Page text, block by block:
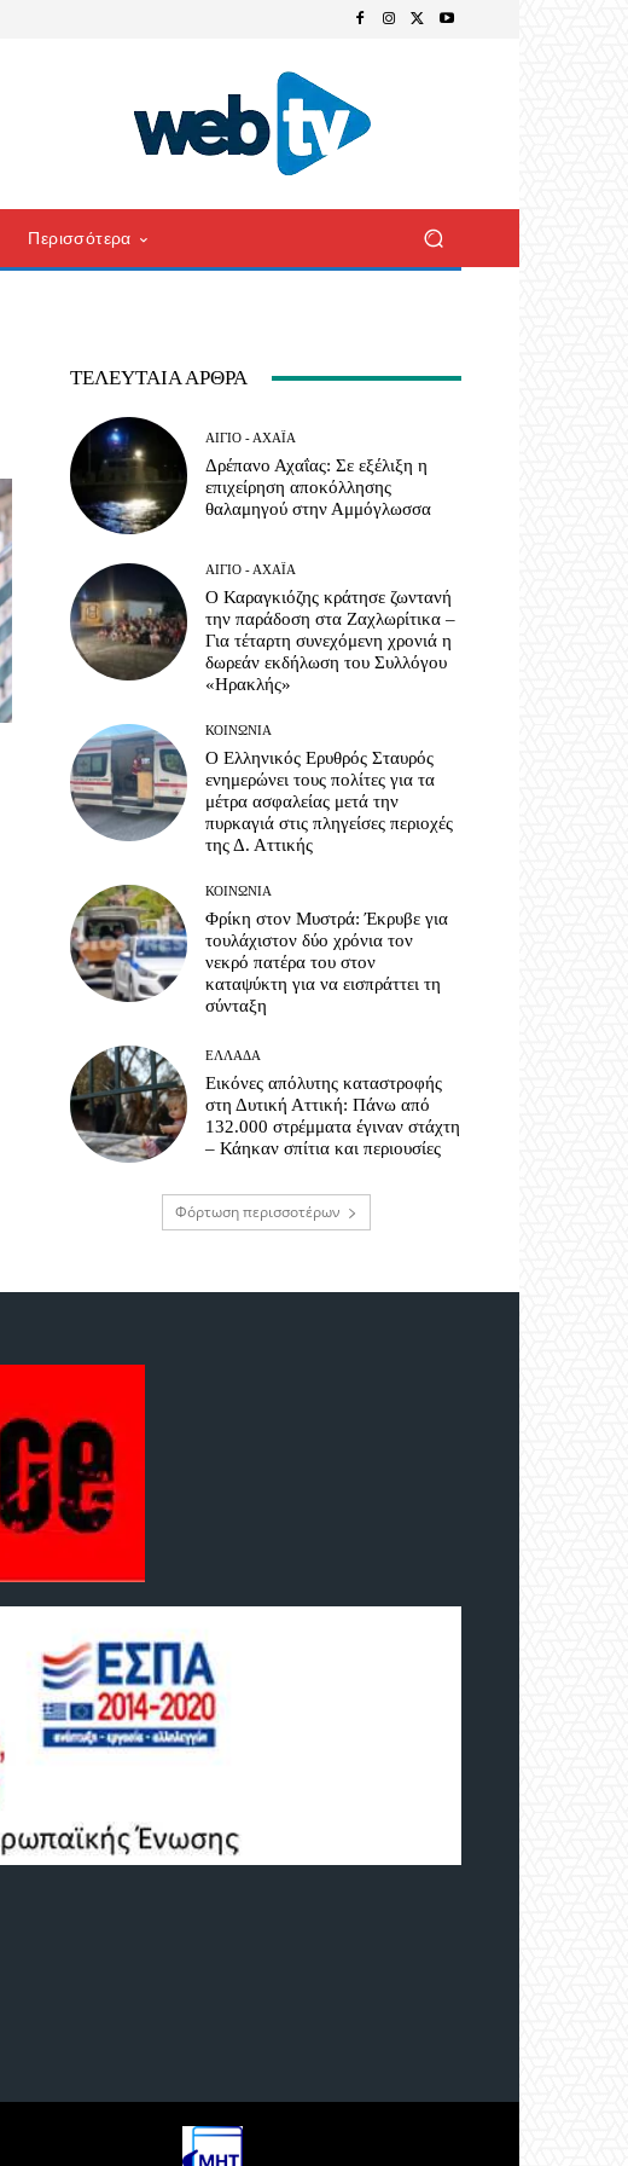
Περισσότερα
ΤΕΛΕΥΤΑΊΑ ΆΡΘΡΑ
ΑΊΓΙΟ - ΑΧΑΪ́Α
Δρέπανο Αχαΐας: Σε εξέλιξη η
επιχείρηση αποκόλλησης
θαλαμηγού στην Αμμόγλωσσα
ΑΊΓΙΟ - ΑΧΑΪ́Α
Ο Καραγκιόζης κράτησε ζωντανή
την παράδοση στα Ζαχλωρίτικα –
Για τέταρτη συνεχόμενη χρονιά η
δωρεάν εκδήλωση του Συλλόγου
«Ηρακλής»
ΚΟΙΝΩΝΊΑ
Ο Ελληνικός Ερυθρός Σταυρός
ενημερώνει τους πολίτες για τα
μέτρα ασφαλείας μετά την
πυρκαγιά στις πληγείσες περιοχές
της Δ. Αττικής
ΚΟΙΝΩΝΊΑ
Φρίκη στον Μυστρά: Έκρυβε για
τουλάχιστον δύο χρόνια τον
νεκρό πατέρα του στον
καταψύκτη για να εισπράττει τη
σύνταξη
ΕΛΛΆΔΑ
Εικόνες απόλυτης καταστροφής
στη Δυτική Αττική: Πάνω από
132.000 στρέμματα έγιναν στάχτη
– Κάηκαν σπίτια και περιουσίες
Φόρτωση περισσοτέρων